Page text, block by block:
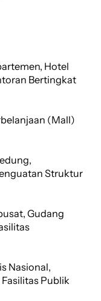
Hotel
Bertingkat
(Mall)
Struktur
Gudang
Nasional,
Publik